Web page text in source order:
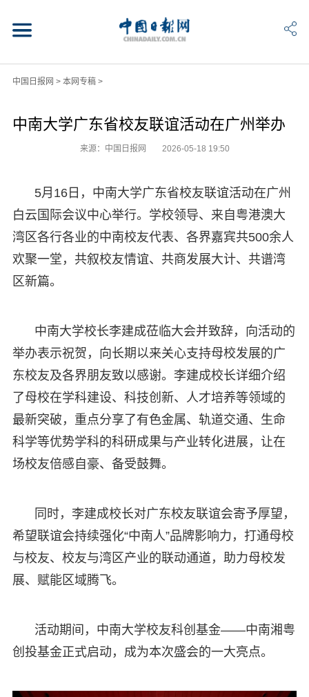
中国日报网 > 本网专稿>
中南大学广东省校友联谊活动在广州举办
来源：中国日报网 2026-05-18 19:50
5月16日，中南大学广东省校友联谊活动在广州
白云国际会议中心举行。学校领导、来自粤港澳大
湾区各行各业的中南校友代表、各界嘉宾共500余人
欢聚一堂，共叙校友情谊、共商发展大计、共谱湾
区新篇。
中南大学校长李建成莅临大会并致辞，向活动的
举办表示祝贺，向长期以来关心支持母校发展的广
东校友及各界朋友致以感谢。李建成校长详细介绍
了母校在学科建设、科技创新、人才培养等领域的
最新突破，重点分享了有色金属、轨道交通、生命
科学等优势学科的科研成果与产业转化进展，让在
场校友倍感自豪、备受鼓舞。
同时，李建成校长对广东校友联谊会寄予厚望，
希望联谊会持续强化“中南人”品牌影响力，打通母校
与校友、校友与湾区产业的联动通道，助力母校发
展、赋能区域腾飞。
活动期间，中南大学校友科创基金——中南湘粤
创投基金正式启动，成为本次盛会的一大亮点。